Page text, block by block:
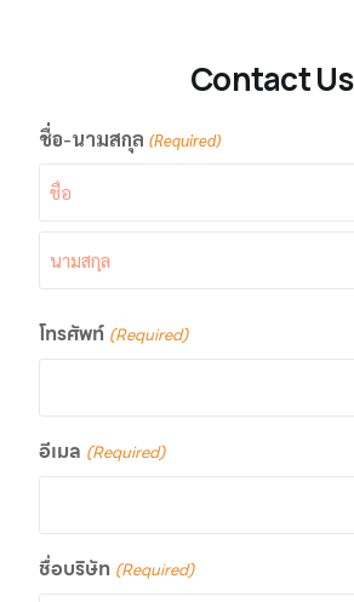
Contact Us
ชื่อ-นามสกุล (Required)
โทรศัพท์ (Required)
อีเมล (Required)
ชื่อบริษัท (Required)